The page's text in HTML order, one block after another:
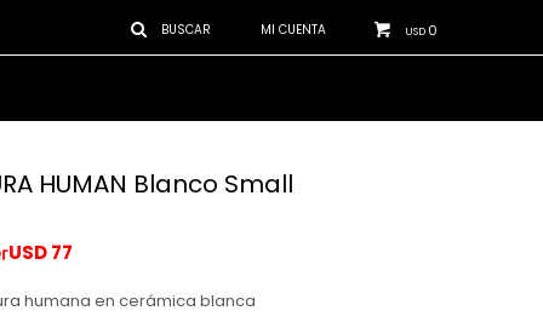
USD 0
HUMAN Blanco Small
USD77
humana en cerámica blanca